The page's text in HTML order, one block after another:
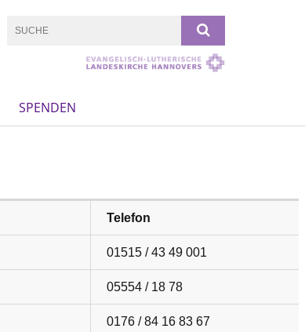
SPENDEN
Telefon
01515 / 43 49 001
05554 / 18 78
0176 / 84 16 83 67